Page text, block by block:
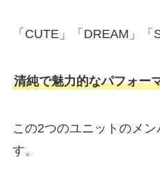
「CUTE」「DREAM」
清純で魅力的なパフォー
この2つのユニットのメ
す。